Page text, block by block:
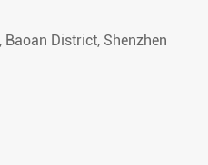
District, Shenzhen